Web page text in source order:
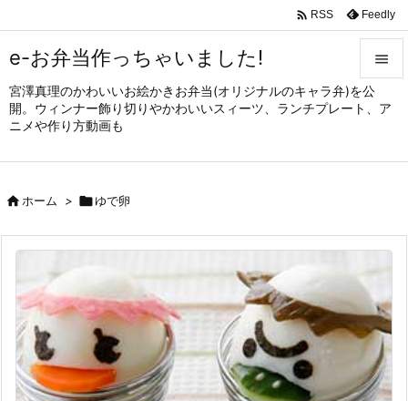
e-お弁当作っちゃいました!
宮澤真理のかわいいお絵かきお弁当(オリジナルのキャラ弁)を公
開。ウィンナー飾り切りやかわいいスィーツ、ランチプレート、ア
ニメや作り方動画も


メニュ
サイド

検索
 RSS Feedly
ホーム > ゆで卵